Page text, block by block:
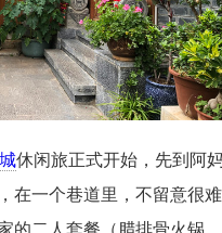
休闲旅正式开始，先到阿
在一个巷道里，不留意很难